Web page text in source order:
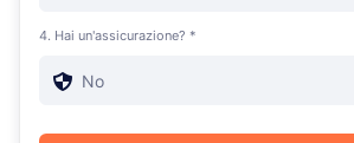
4. Hai un'assicurazione? *